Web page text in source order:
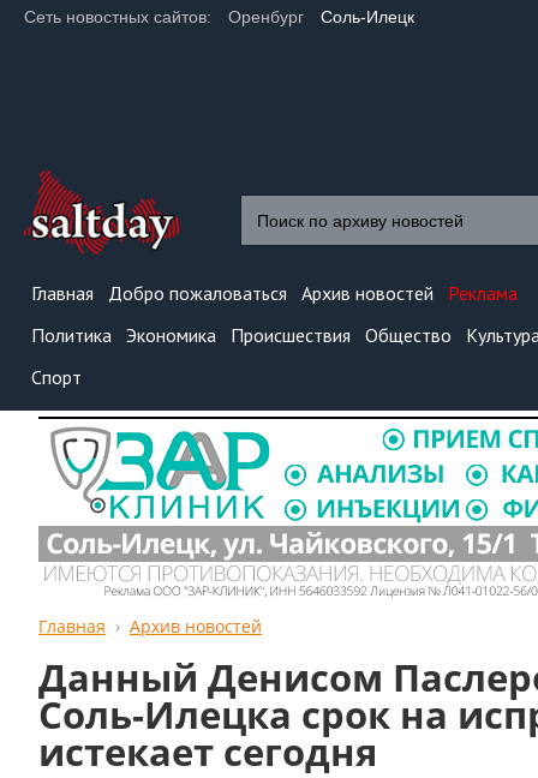
Сеть новостных сайтов: Оренбург Соль-Илецк
Главная Добро пожаловаться Архив новостей
Реклама
Политика Экономика Происшествия Общество
Спорт
Главная Архив новостей
Данный Денисом
Соль-Илецка срок на
истекает сегодня